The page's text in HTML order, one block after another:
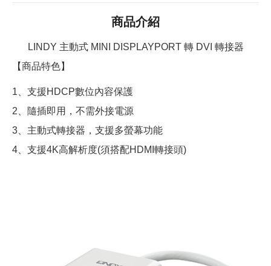
商品介紹
LINDY 主動式 MINI DISPLAYPORT 轉 DVI 轉接器
【商品特色】
1、支援HDCP數位內容保護
2、隨插即用，不需外接電源
3、主動式轉接器，支援多螢幕功能
4、支援4K高解析度(須搭配HDMI轉接頭)